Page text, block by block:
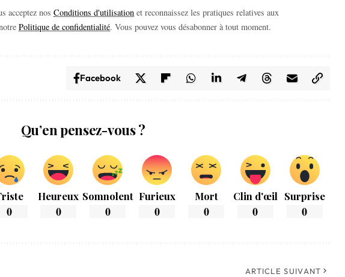
acceptez nosConditions d'utilisation et reconnaissez les pratiques relatives aux
Politique de confidentialité. Vous pouvez vous désabonner à tout moment.
Facebook
Qu’en pensez-vous ?
0
Heureux
0
Somnolent
0
Furieux
0
Mort
0
Clin d'œil
0
Surprise
0
ARTICLE SUIVANT